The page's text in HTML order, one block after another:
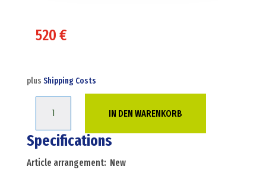
520€
plus Shipping Costs
warehouse
trolley
fetra
IN DEN WARENKORB
Specifications
Article arrangement: New